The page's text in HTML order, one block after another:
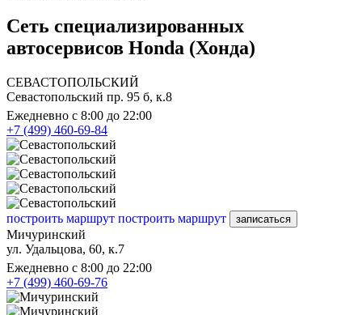
Сеть специализированных
автосервисов Honda (Хонда)
СЕВАСТОПОЛЬСКИЙ
Севастопольский пр. 95 б, к.8
Ежедневно с 8:00 до 22:00
+7 (499) 460-69-84
построить маршрут построить маршрут записаться
Мичуринский
ул. Удальцова, 60, к.7
Ежедневно с 8:00 до 22:00
+7 (499) 460-69-76